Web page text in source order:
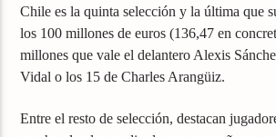
Chile es la quinta selección y la última que
los 100 millones de euros (136,47 en
millones que vale el delantero Alexis
Vidal o los 15 de Charles Arangüiz.
Entre el resto de selección, destacan